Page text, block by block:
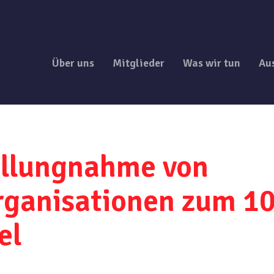
Über uns Mitglieder Was wir tun
von
zum